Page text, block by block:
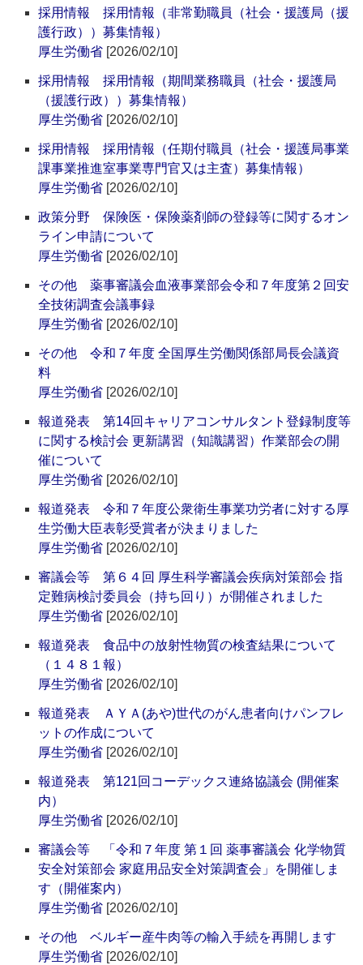
採用情報 採用情報（非常勤職員（社会・援護局（援
護行政））募集情報）
厚生労働省 [2026/02/10]
採用情報 採用情報（期間業務職員（社会・援護局
（援護行政））募集情報）
厚生労働省 [2026/02/10]
採用情報 採用情報（任期付職員（社会・援護局事業
課事業推進室事業専門官又は主査）募集情報）
厚生労働省 [2026/02/10]
政策分野 保険医・保険薬剤師の登録等に関するオン
ライン申請について
厚生労働省 [2026/02/10]
その他 薬事審議会血液事業部会令和７年度第２回安
全技術調査会議事録
厚生労働省 [2026/02/10]
その他 令和７年度 全国厚生労働関係部局長会議資
料
厚生労働省 [2026/02/10]
報道発表 第14回キャリアコンサルタント登録制度等
に関する検討会 更新講習（知識講習）作業部会の開
催について
厚生労働省 [2026/02/10]
報道発表 令和７年度公衆衛生事業功労者に対する厚
生労働大臣表彰受賞者が決まりました
厚生労働省 [2026/02/10]
審議会等 第６４回 厚生科学審議会疾病対策部会 指
定難病検討委員会（持ち回り）が開催されました
厚生労働省 [2026/02/10]
報道発表 食品中の放射性物質の検査結果について
（１４８１報）
厚生労働省 [2026/02/10]
報道発表 ＡＹＡ(あや)世代のがん患者向けパンフレ
ットの作成について
厚生労働省 [2026/02/10]
報道発表 第121回コーデックス連絡協議会 (開催案
内）
厚生労働省 [2026/02/10]
審議会等 「令和７年度 第１回 薬事審議会 化学物質
安全対策部会 家庭用品安全対策調査会」を開催しま
す（開催案内）
厚生労働省 [2026/02/10]
その他 ベルギー産牛肉等の輸入手続を再開します
厚生労働省 [2026/02/10]